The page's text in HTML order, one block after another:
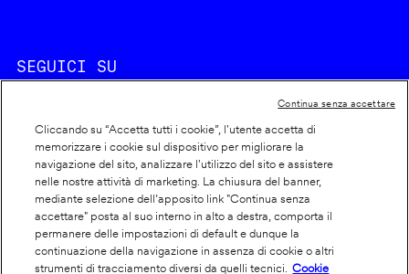
SEGUICI SU
Footer
info
Cookie policy
Dichiarazione di accessibilità
Privacy
Cliccando su “Accetta tutti i cookie”, l'utente accetta di
memorizzare i cookie sul dispositivo per migliorare la
navigazione del sito, analizzare l'utilizzo del sito e assistere
nelle nostre attività di marketing. La chiusura del banner,
mediante selezione dell’apposito link "Continua senza
accettare" posta al suo interno in alto a destra, comporta il
permanere delle impostazioni di default e dunque la
continuazione della navigazione in assenza di cookie o altri
strumenti di tracciamento diversi da quelli tecnici.
Cookie
Continua senza accettare